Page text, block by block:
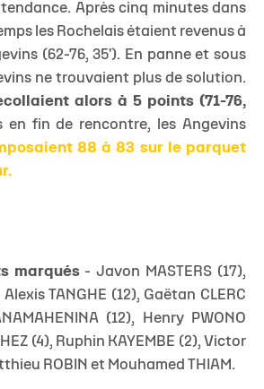
Après cinq minutes dans
les Rochelais étaient revenus à
(62-76, 35'). En panne et sous
ne trouvaient plus de solution.
alors à 5 points (71-76,
en fin de rencontre, les Angevins
88 à 83 sur le parquet
marqués- Javon MASTERS (17),
TANGHE (12), Gaëtan CLERC
(12), Henry PWONO
(4), Ruphin KAYEMBE (2), Victor
ROBIN et Mouhamed THIAM.